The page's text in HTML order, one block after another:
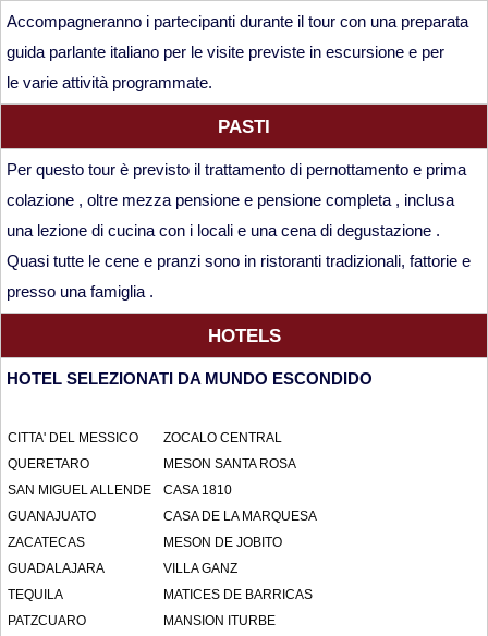
Accompagneranno i partecipanti durante il tour con una preparata
guida parlante italiano per le visite previste in escursione e per
le varie attività programmate.
PASTI
Per questo tour è previsto il trattamento di pernottamento e prima
colazione , oltre mezza pensione e pensione completa , inclusa
una lezione di cucina con i locali e una cena di degustazione .
Quasi tutte le cene e pranzi sono in ristoranti tradizionali, fattorie e
presso una famiglia .
HOTELS
HOTEL SELEZIONATI DA MUNDO ESCONDIDO
CITTA' DEL MESSICO
ZOCALO CENTRAL
QUERETARO
MESON SANTA ROSA
SAN MIGUEL ALLENDE
CASA 1810
GUANAJUATO
CASA DE LA MARQUESA
ZACATECAS
MESON DE JOBITO
GUADALAJARA
VILLA GANZ
TEQUILA
MATICES DE BARRICAS
PATZCUARO
MANSION ITURBE